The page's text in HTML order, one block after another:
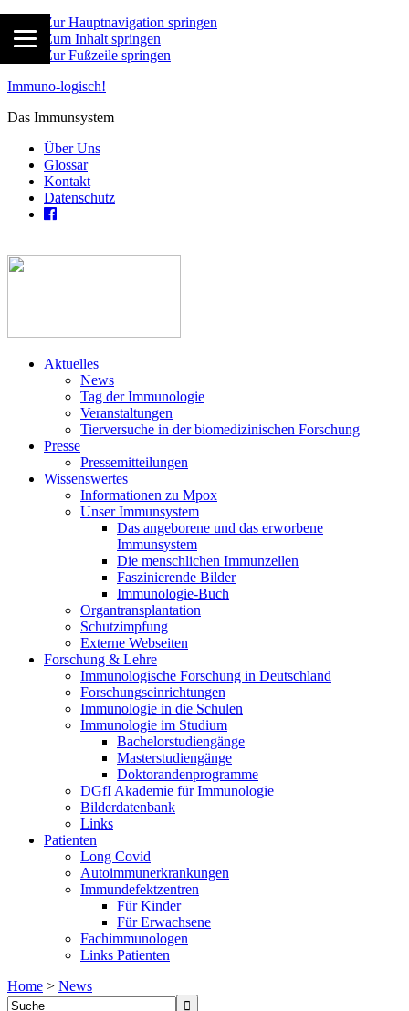
Zur Hauptnavigation springen
Zum Inhalt springen
Zur Fußzeile springen
Immuno-logisch!
Das Immunsystem
Über Uns
Glossar
Kontakt
Datenschutz
Aktuelles
News
Tag der Immunologie
Veranstaltungen
Tierversuche in der biomedizinischen Forschung
Presse
Pressemitteilungen
Wissenswertes
Informationen zu Mpox
Unser Immunsystem
Das angeborene und das erworbene
Immunsystem
Die menschlichen Immunzellen
Faszinierende Bilder
Immunologie-Buch
Organtransplantation
Schutzimpfung
Externe Webseiten
Forschung & Lehre
Immunologische Forschung in Deutschland
Forschungseinrichtungen
Immunologie in die Schulen
Immunologie im Studium
Bachelorstudiengänge
Masterstudiengänge
Doktorandenprogramme
DGfI Akademie für Immunologie
Bilderdatenbank
Links
Patienten
Long Covid
Autoimmunerkrankungen
Immundefektzentren
Für Kinder
Für Erwachsene
Fachimmunologen
Links Patienten
Home > News